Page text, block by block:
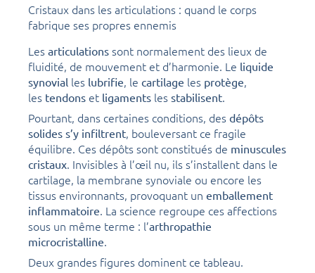
Cristaux dans les articulations : quand le corps
fabrique ses propres ennemis
Les articulations sont normalement des lieux de
fluidité, de mouvement et d’harmonie. Le liquide
synovial les lubrifie, le cartilage les protège,
les tendons et ligaments les stabilisent.
Pourtant, dans certaines conditions, des dépôts
solides s’y infiltrent, bouleversant ce fragile
équilibre. Ces dépôts sont constitués de minuscules
cristaux. Invisibles à l’œil nu, ils s’installent dans le
cartilage, la membrane synoviale ou encore les
tissus environnants, provoquant un emballement
inflammatoire. La science regroupe ces affections
sous un même terme : l’arthropathie
microcristalline.
Deux grandes figures dominent ce tableau.